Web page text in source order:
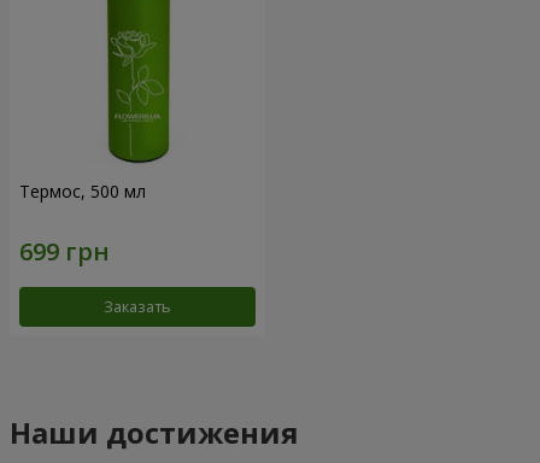
Термос, 500 мл
Заказать
Наши достижения